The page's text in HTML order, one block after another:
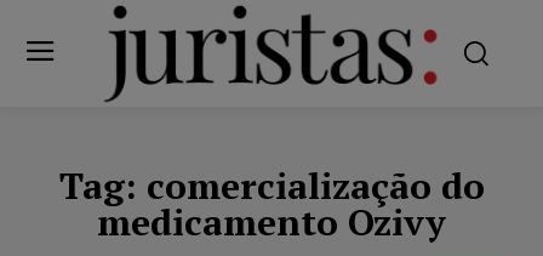
Tag: comercialização do
medicamento Ozivy